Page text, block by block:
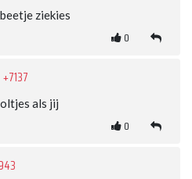
ziekies
0
+7137
als jij
0